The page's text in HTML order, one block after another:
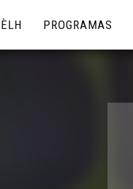
PROGRAMAS